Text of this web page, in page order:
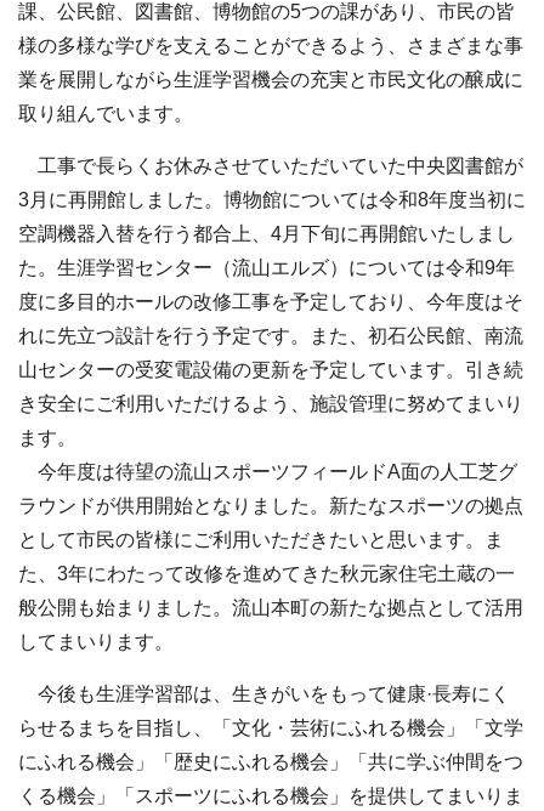
課、公民館、図書館、博物館の5つの課があり、市民の皆
様の多様な学びを支えることができるよう、さまざまな事
業を展開しながら生涯学習機会の充実と市民文化の醸成に
取り組んでいます。
工事で長らくお休みさせていただいていた中央図書館が
3月に再開館しました。博物館については令和8年度当初に
空調機器入替を行う都合上、4月下旬に再開館いたしまし
た。生涯学習センター（流山エルズ）については令和9年
度に多目的ホールの改修工事を予定しており、今年度はそ
れに先立つ設計を行う予定です。また、初石公民館、南流
山センターの受変電設備の更新を予定しています。引き続
き安全にご利用いただけるよう、施設管理に努めてまいり
ます。
今年度は待望の流山スポーツフィールドA面の人工芝グ
ラウンドが供用開始となりました。新たなスポーツの拠点
として市民の皆様にご利用いただきたいと思います。ま
た、3年にわたって改修を進めてきた秋元家住宅土蔵の一
般公開も始まりました。流山本町の新たな拠点として活用
してまいります。
今後も生涯学習部は、生きがいをもって健康·長寿にく
らせるまちを目指し、「文化・芸術にふれる機会」「文学
にふれる機会」「歴史にふれる機会」「共に学ぶ仲間をつ
くる機会」「スポーツにふれる機会」を提供してまいりま